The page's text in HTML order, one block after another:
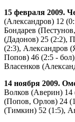
15 февраля 2009.
(Александров) 12
Бондарев
(Дадонов) 25 (2:2),
(2:3), Александров
Попов) 46 (2:5 -
Власенков
14 ноября 2009.
Волков (Аверин) 14
(Попов, Орлов) 24
(Тимкин) 52 (1:5),